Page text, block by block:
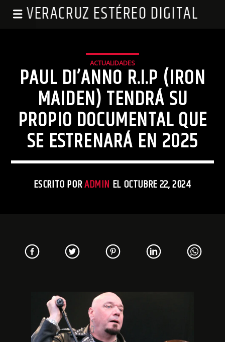
VERACRUZ ESTÉREO DIGITAL
ACTUALIDADES
PAUL DI’ANNO R.I.P (IRON
MAIDEN) TENDRÁ SU
PROPIO DOCUMENTAL QUE
SE ESTRENARÁ EN 2025
ESCRITO PORADMIN EL OCTUBRE 22, 2024